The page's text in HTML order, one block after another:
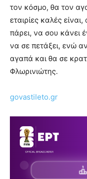
τον κόσμο, θα τον
εταιρίες καλές
πάρει, να σου κάνει
να σε πετάξει, ενώ
αγαπά και θα σε
Φλωρινιώτης.
govastileto.gr